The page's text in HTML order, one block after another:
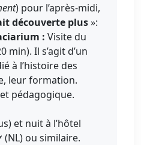
) pour l’après-midi,
découverte plus»:
: Visite du
min). Il s’agit d’un
à l’histoire des
leur formation.
pédagogique.
et nuit à l’hôtel
(NL) ou similaire.